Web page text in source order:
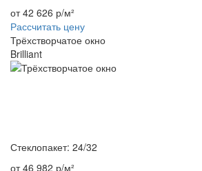
от 42 626 р/м²
Рассчитать цену
Трёхстворчатое окно
Brilliant
Стеклопакет: 24/32
от 46 982 р/м²